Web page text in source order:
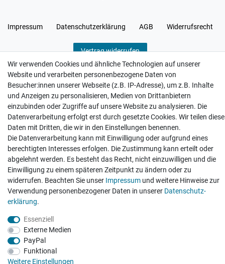
Impressum Daten­schutz­erklärung AGB Widerrufs­recht
Vertrag widerrufen
Hatte etwas bestellt was fehlerhaft versendet
wurde. Mein Anliegen habe ich mitgeteilt und sofort
Er...
Datum der Veröffentlichung: 17.07.2026
Datum der Kauferfahrung: 10.07.2026
Wir verwenden Cookies und ähnliche Technologien auf unserer
Website und verarbeiten personenbezogene Daten von
Besucher:innen unserer Webseite (z.B. IP-Adresse), um z.B. Inhalte
und Anzeigen zu personalisieren, Medien von Drittanbietern
einzubinden oder Zugriffe auf unsere Website zu analysieren. Die
Datenverarbeitung erfolgt erst durch gesetzte Cookies. Wir teilen diese
Daten mit Dritten, die wir in den Einstellungen benennen.
Die Datenverarbeitung kann mit Einwilligung oder aufgrund eines
berechtigten Interesses erfolgen. Die Zustimmung kann erteilt oder
abgelehnt werden. Es besteht das Recht, nicht einzuwilligen und die
Einwilligung zu einem späteren Zeitpunkt zu ändern oder zu
widerrufen. Beachten Sie unser Impressum und weitere Hinweise zur
Verwendung personenbezogener Daten in unserer Daten­schutz­
erklärung.
Essenziell
Externe Medien
PayPal
Funktional
Weitere Einstellungen